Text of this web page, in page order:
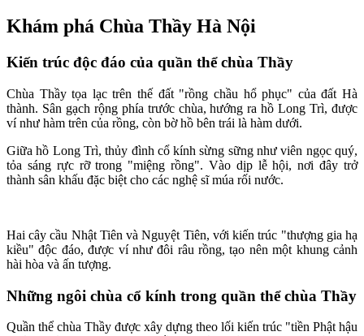
Khám phá Chùa Thầy Hà Nội
Kiến trúc độc đáo của quần thể chùa Thầy
Chùa Thầy tọa lạc trên thế đất "rồng chầu hổ phục" của đất Hà
thành. Sân gạch rộng phía trước chùa, hướng ra hồ Long Trì, được
ví như hàm trên của rồng, còn bờ hồ bên trái là hàm dưới.
Giữa hồ Long Trì, thủy đình cổ kính sừng sững như viên ngọc quý,
tỏa sáng rực rỡ trong "miệng rồng". Vào dịp lễ hội, nơi đây trở
thành sân khấu đặc biệt cho các nghệ sĩ múa rối nước.
Hai cây cầu Nhật Tiên và Nguyệt Tiên, với kiến trúc "thượng gia hạ
kiều" độc đáo, được ví như đôi râu rồng, tạo nên một khung cảnh
hài hòa và ấn tượng.
Những ngôi chùa cổ kính trong quần thể chùa Thầy
Quần thể chùa Thầy được xây dựng theo lối kiến trúc "tiền Phật hậu